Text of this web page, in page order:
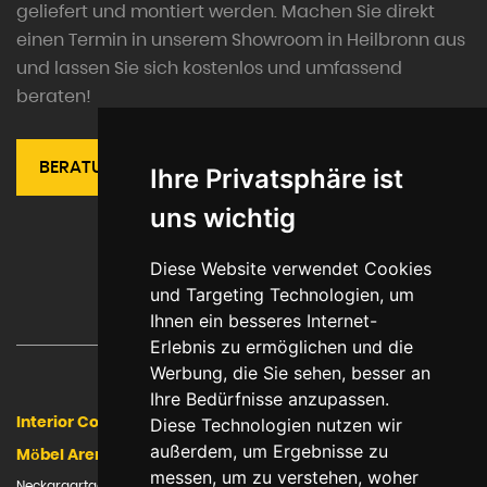
Ihre Privatsphäre ist
uns wichtig
Diese Website verwendet Cookies
und Targeting Technologien, um
Ihnen ein besseres Internet-
Erlebnis zu ermöglichen und die
Werbung, die Sie sehen, besser an
Ihre Bedürfnisse anzupassen.
Diese Technologien nutzen wir
außerdem, um Ergebnisse zu
messen, um zu verstehen, woher
geliefert und montiert werden. Machen Sie direkt
einen Termin in unserem Showroom in Heilbronn aus
und lassen Sie sich kostenlos und umfassend
beraten!
BERATUNGSTERMIN VEREINBAREN
Interior Company
Möbel Arena GmbH
Kontakt
Tel: 07131-598680
info@moebelarena.com